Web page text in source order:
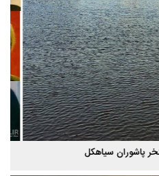
استخر پاشوران سیاهکل